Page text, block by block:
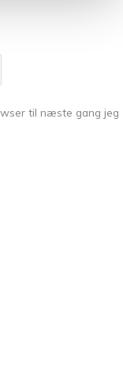
til næste gang jeg